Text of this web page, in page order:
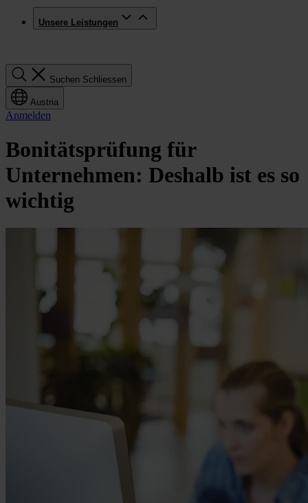
Unsere Leistungen
Suchen Schliessen
Austria
Anmelden
Bonitätsprüfung für
Unternehmen: Deshalb ist es so
wichtig